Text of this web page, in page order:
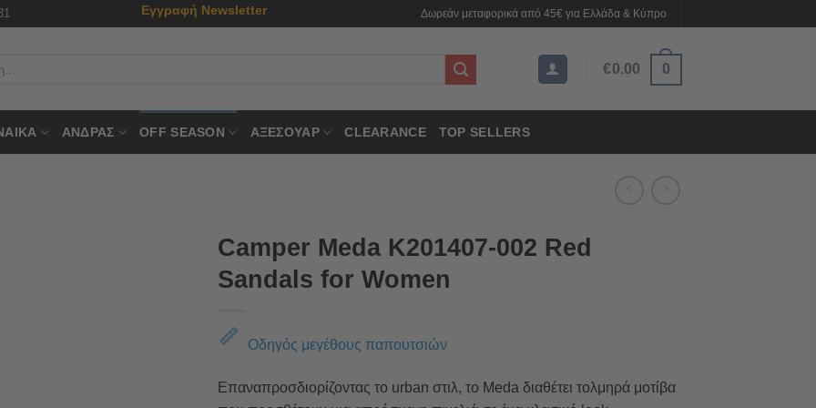
Εγγραφή Newsletter Δωρεάν μεταφορικά από 45€ για Ελλάδα & Κύπρο
€0.00 0
ΑΝΔΡΑΣ OFF SEASON ΑΞΕΣΟΥΑΡ CLEARANCE TOP SELLERS
Camper Meda K201407-002 Red
Sandals for Women
Οδηγός μεγέθους παπουτσιών
Επαναπροσδιορίζοντας το urban στιλ, το Meda διαθέτει τολμηρά μοτίβα